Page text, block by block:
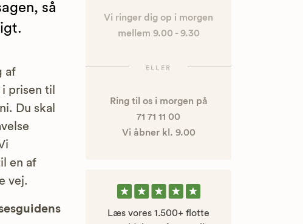
så
af
prisen til
Du skal
en af
vej.
Vi ringer dig op i morgen
mellem 9.00 - 9.30
ELLER
Ring til os i morgen på
71 71 11 00
Vi åbner kl. 9.00
Læs vores 1.500+ flotte